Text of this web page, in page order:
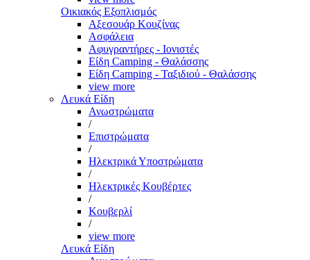
Οικιακός Εξοπλισμός
Αξεσουάρ Κουζίνας
Ασφάλεια
Αφυγραντήρες - Ιονιστές
Είδη Camping - Θαλάσσης
Είδη Camping - Ταξιδιού - Θαλάσσης
view more
Λευκά Είδη
Ανωστρώματα
/
Επιστρώματα
/
Ηλεκτρικά Υποστρώματα
/
Ηλεκτρικές Κουβέρτες
/
Κουβερλί
/
view more
Λευκά Είδη